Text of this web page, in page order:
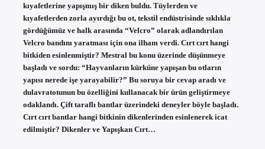
kıyafetlerine yapışmış bir diken buldu. Tüylerden ve
kıyafetlerden zorla ayırdığı bu ot, tekstil endüstrisinde sıklıkla
gördüğümüz ve halk arasında “Velcro” olarak adlandırılan
Velcro bandını yaratması için ona ilham verdi. Cırt cırt hangi
bitkiden esinlenmiştir? Mestral bu konu üzerinde düşünmeye
başladı ve sordu: “Hayvanların kürküne yapışan bu otların
yapısı nerede işe yarayabilir?” Bu soruya bir cevap aradı ve
dulavratotunun bu özelliğini kullanacak bir ürün geliştirmeye
odaklandı. Çift taraflı bantlar üzerindeki deneyler böyle başladı.
Cırt cırt bantlar hangi bitkinin dikenlerinden esinlenerek icat
edilmiştir? Dikenler ve Yapışkan Cırt…